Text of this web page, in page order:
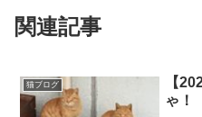
関連記事
猫ブログ
【
ゃ！